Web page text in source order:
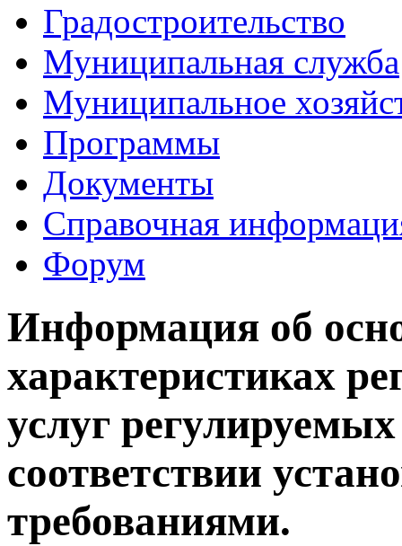
Градостроительство
Муниципальная служба
Муниципальное
Программы
Документы
Справочная
Форум
Информация об
характеристиках
услуг
соответствии
требованиями.